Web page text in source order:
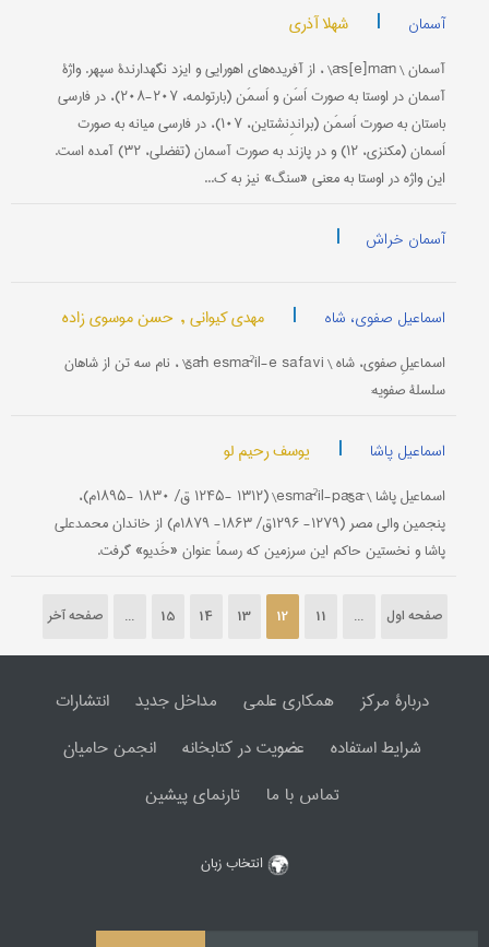
آسمان | شهلا آذری
آسمان \ ās[e]mān\ ، از آفریده‌های اهورایی و ایزد نگهدارندۀ سپهر. واژۀ
آسمان در اوستا به صورت اَسَن و اَسمَن (بارتولمه، ۲۰۷-۲۰۸)، در فارسی
باستان به صورت اَسمَن (براندِنشتاین، ۱۰۷)، در فارسی میانه به صورت
اَسمان (مکنزی، ۱۲) و در پازند به صورت آسمان (تفضلی، ۳۲) آمده است.
این واژه در اوستا به معنی «سنگ» نیز به ک...
آسمان خراش |
اسماعیل صفوی، شاه | مهدی کیوانی , حسن موسوی زاده
اسماعيلِ صفوی، شاه \ šāh esmāˀil-e safavi\ ، نام سه تن از شاهان
سلسلۀ صفویه:
اسماعیل پاشا | یوسف رحیم لو
اسماعیل پاشا \ esmāˀil-pāšā\ (۱۲۴۵- ۱۳۱۲ ق/ ۱۸۳۰ -۱۸۹۵م)،
پنجمین والی مصر (۱۲۷۹- ۱۲۹۶ق/ ۱۸۶۳- ۱۸۷۹م) از خاندان محمدعلی
پاشا و نخستین حاکم این سرزمین که رسماً عنوان «خَدیو» گرفت.
صفحه اول ...
11
12
13
14
15
... صفحه آخر
دربارۀ مرکز همکاری علمی مداخل جدید
انتشارات
شرایط استفاده
عضویت در کتابخانه
انجمن حامیان
تماس با ما
تارنمای پیشین
انتخاب زبان